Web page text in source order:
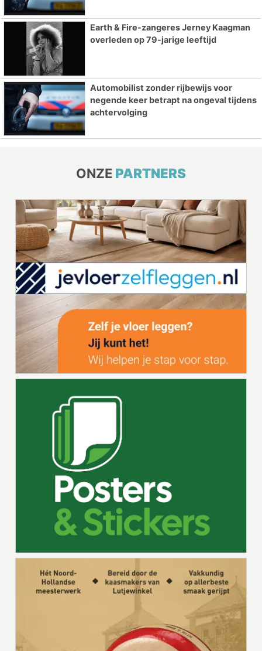
Earth & Fire-zangeres Jerney Kaagman
overleden op 79-jarige leeftijd
Automobilist zonder rijbewijs voor
negende keer betrapt na ongeval tijdens
achtervolging
ONZE PARTNERS